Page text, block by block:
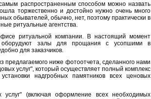
распространенным способом можно назвать
торжественно и достойно нужно очень много
обывателей, обычно, нет, поэтому практически в
ритуальные агентства.
ритуальной компании. В настоящий момент
оборудуют залы для прощания с усопшими в
для заказчиков.
предлагаемого ниже фотоотчета, сделанного нами
услуг", который осуществляет полный комплекс
надгробных памятников всех ценовых
(включая оформление всех необходимых